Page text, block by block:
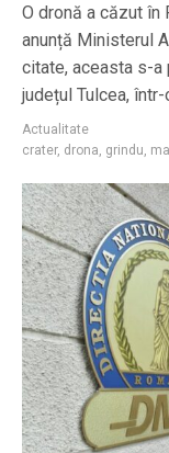
​​O dronă a căzut în
anunță Ministerul
citate, aceasta s-a
județul Tulcea,
Actualitate
crater, drona grindu